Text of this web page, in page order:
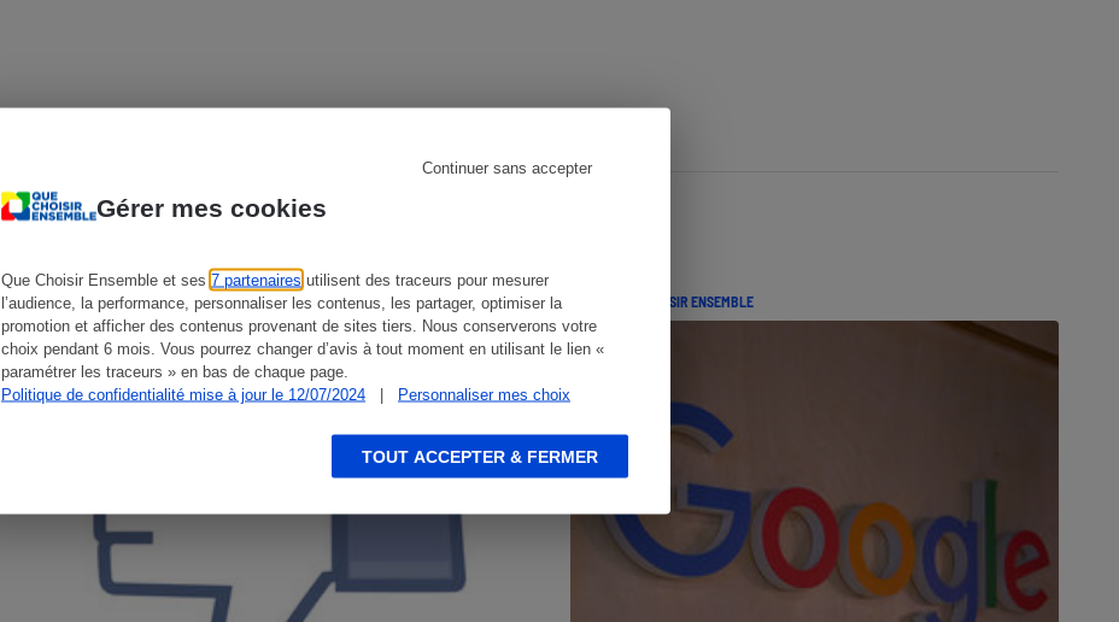
Gérer mes cookies
Que Choisir Ensemble et ses 7 partenaires utilisent des traceurs pour mesurer
l’audience, la performance, personnaliser les contenus, les partager, optimiser la
promotion et afficher des contenus provenant de sites tiers. Nous conserverons votre
choix pendant 6 mois. Vous pourrez changer d’avis à tout moment en utilisant le lien «
paramétrer les traceurs » en bas de chaque page.
Politique de confidentialité mise à jour le 12/07/2024
| Personnaliser mes choix
Continuer sans accepter
TOUT ACCEPTER & FERMER
ACTION QUE CHOISIR ENSEMBLE ACTION QUE CHOISIR ENSEMBLE